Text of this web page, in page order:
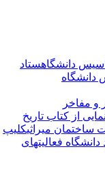
دانشگاهستاد
مفاخر
از کتاب تاریخ
میراثی کلیپ
فعالیتهای